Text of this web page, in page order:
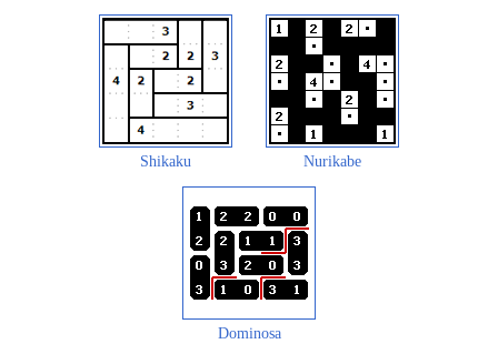
Shikaku Nurikabe
Dominosa